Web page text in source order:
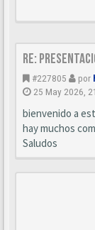
Re:
#227805 por
25 May 2026,
bienvenido a
hay muchos
Saludos